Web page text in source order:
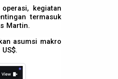
kegiatan
termasuk
Martin.
asumsi makro